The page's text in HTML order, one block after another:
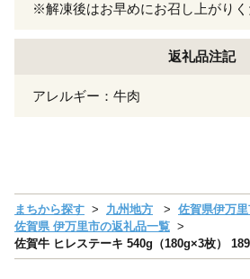
※解凍後はお早めにお召し上がりく
返礼品注記
アレルギー：牛肉
まちから探す 九州地方
佐賀県伊万
佐賀県 伊万里市の返礼品一覧
佐賀牛 ヒレステーキ 540g（180g×3枚）